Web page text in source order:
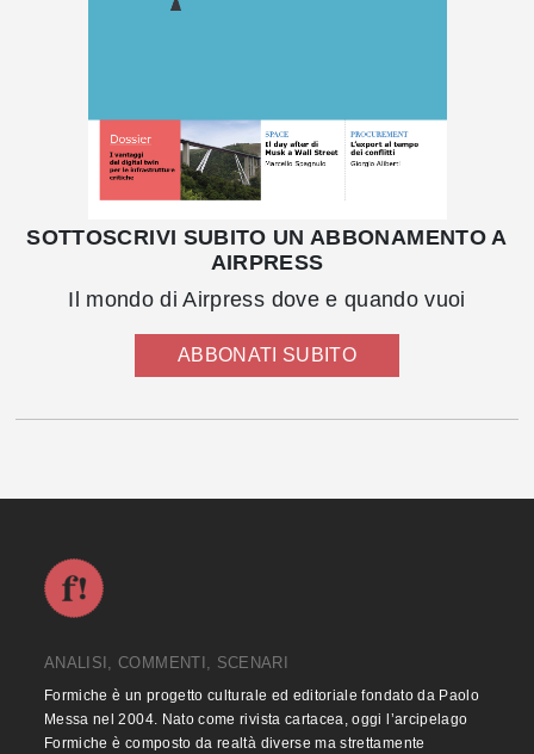
SOTTOSCRIVI SUBITO UN ABBONAMENTO A
AIRPRESS
Il mondo di Airpress dove e quando vuoi
ABBONATI SUBITO
ANALISI, COMMENTI, SCENARI
Formiche è un progetto culturale ed editoriale fondato da Paolo
Messa nel 2004. Nato come rivista cartacea, oggi l’arcipelago
Formiche è composto da realtà diverse ma strettamente